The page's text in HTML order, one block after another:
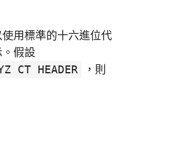
使用標準的十六進位代
假設
CT HEADER
，則